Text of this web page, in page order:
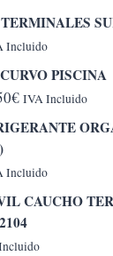
Incluido
PISCINA
€Rango
de
desde
5,20€
hasta
6,50€
IVA Incluido
Incluido
CAUCHO